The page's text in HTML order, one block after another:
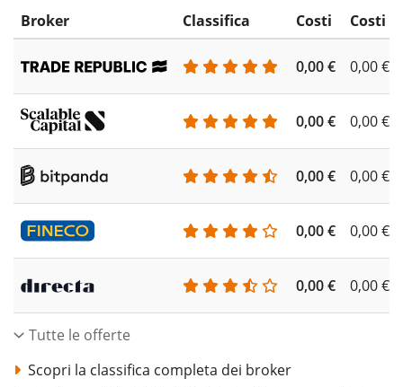
Broker Classifica Costi Costi
0,00 € 0,00 €
0,00 € 0,00 €
0,00 € 0,00 €
0,00 € 0,00 €
0,00 € 0,00 €
Tutte le offerte
Scopri la classifica completa dei broker